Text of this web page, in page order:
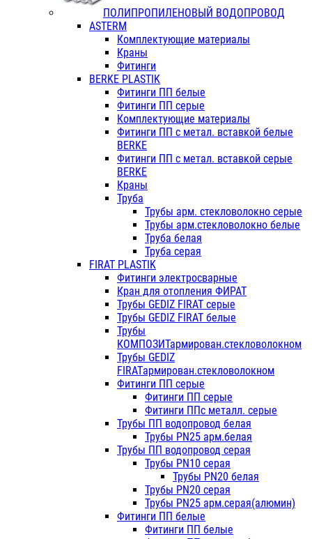
ПОЛИПРОПИЛЕНОВЫЙ ВОДОПРОВОД
ASTERM
Комплектующие материалы
Краны
Фитинги
BERKE PLASTIK
Фитинги ПП белые
Фитинги ПП серые
Комплектующие материалы
Фитинги ПП с метал. вставкой белые
BERKE
Фитинги ПП с метал. вставкой серые
BERKE
Краны
Труба
Трубы арм. стекловолокно серые
Трубы арм.стекловолокно белые
Труба белая
Труба серая
FIRAT PLASTIK
Фитинги электросварные
Кран для отопления ФИРАТ
Трубы GEDIZ FIRAT серые
Трубы GEDIZ FIRAT белые
Трубы
КОМПОЗИТармирован.стекловолокном
Трубы GEDIZ
FIRATармирован.стекловолокном
Фитинги ПП серые
Фитинги ПП серые
Фитинги ППс металл. серые
Трубы ПП водопровод белая
Трубы PN25 арм.белая
Трубы ПП водопровод серая
Трубы PN10 серая
Трубы PN20 белая
Трубы PN20 серая
Трубы PN25 арм.серая(алюмин)
Фитинги ПП белые
Фитинги ПП белые